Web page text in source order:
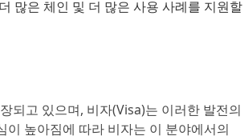
많은 체인 및 더 많은 사용 사례를 지원할
되고 있으며, 비자(Visa)는 이러한 발전의
높아짐에 따라 비자는 이 분야에서의